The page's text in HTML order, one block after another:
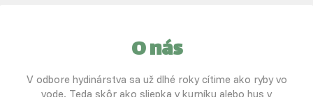
O nás
V odbore hydinárstva sa už dlhé roky cítime ako ryby vo
vode. Teda skôr ako sliepka v kurníku alebo hus v